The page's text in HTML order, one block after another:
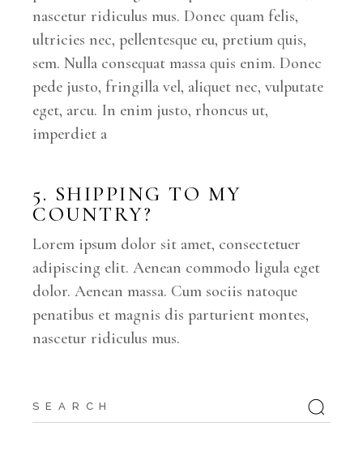
nascetur ridiculus mus. Donec quam felis,
ultricies nec, pellentesque eu, pretium quis,
sem. Nulla consequat massa quis enim. Donec
pede justo, fringilla vel, aliquet nec, vulputate
eget, arcu. In enim justo, rhoncus ut,
imperdiet a
5. SHIPPING TO MY
COUNTRY?
Lorem ipsum dolor sit amet, consectetuer
adipiscing elit. Aenean commodo ligula eget
dolor. Aenean massa. Cum sociis natoque
penatibus et magnis dis parturient montes,
nascetur ridiculus mus.